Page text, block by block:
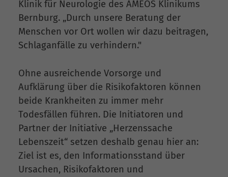
Klinik für Neurologie des AMEOS Klinikums
Bernburg. „Durch unsere Beratung der
Menschen vor Ort wollen wir dazu beitragen,
Schlaganfälle zu verhindern."
Ohne ausreichende Vorsorge und
Aufklärung über die Risikofaktoren können
beide Krankheiten zu immer mehr
Todesfällen führen. Die Initiatoren und
Partner der Initiative „Herzenssache
Lebenszeit“ setzen deshalb genau hier an:
Ziel ist es, den Informationsstand über
Ursachen, Risikofaktoren und